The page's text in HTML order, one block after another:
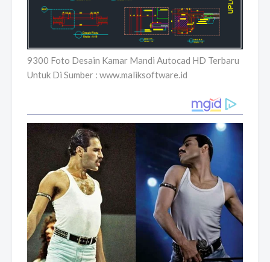
9300 Foto Desain Kamar Mandi Autocad HD Terbaru
Untuk Di Sumber : www.maliksoftware.id